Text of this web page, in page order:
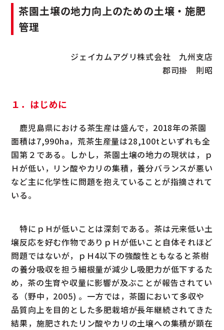
茶園土壌の地力向上のための土壌・施肥
管理
ジェイカムアグリ株式会社 九州支店
郡司掛 則昭
１．はじめに
鹿児島県における茶生産は盛んで，2018年の茶園
面積は7,990ha，荒茶生産量は28,100tといずれも全
国第２である。しかし，茶園土壌の地力の現状は，ｐ
Ｈが低い，リン酸やカリの集積，養分バランスが悪い
など主に化学性に問題を抱えていることが指摘されて
いる。
特にｐＨが低いことは深刻である。茶は元来低い土
壌反応を好む作物でありｐＨが低いこと自体それほど
問題ではないが，ｐＨ4以下の強酸性ともなると茶樹
の養分吸収を担う細根量が減少し吸肥力が低下するた
め，茶の生育や収量に影響が及ぶことが報告されてい
る（野中，2005) 。一方では，茶園において多収や
品質向上を目的とした多肥栽培が長年継続されてきた
結果，施肥されたリン酸やカリの土壌への集積が顕在